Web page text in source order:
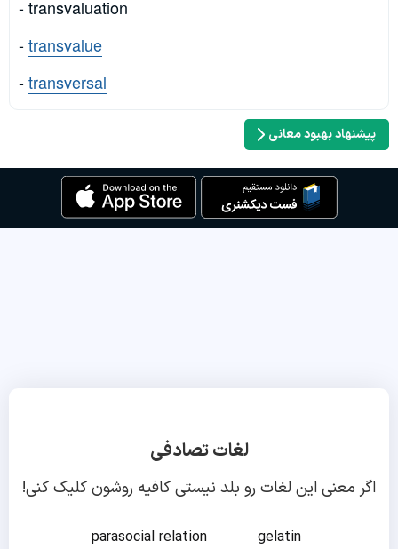
- transvaluation
-transvalue
-transversal
پیشنهاد بهبود معانی
لغات تصادفی
اگر معنی این لغات رو بلد نیستی کافیه روشون کلیک کنی!
parasocial relation
gelatin